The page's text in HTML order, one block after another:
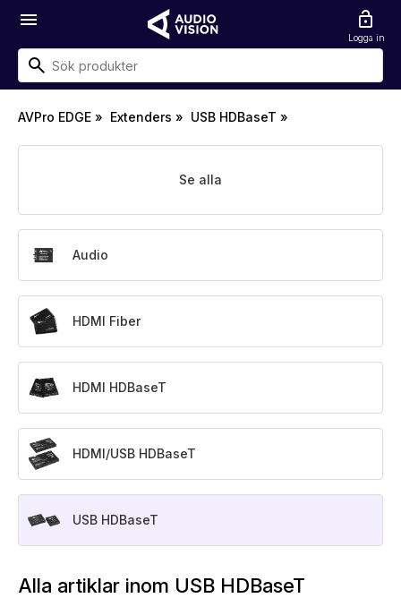
menu lock_open
Logga in
AVPro EDGE » Extenders » USB HDBaseT »
Se alla
Audio
HDMI Fiber
HDMI HDBaseT
HDMI/USB HDBaseT
USB HDBaseT
Alla artiklar inom USB HDBaseT